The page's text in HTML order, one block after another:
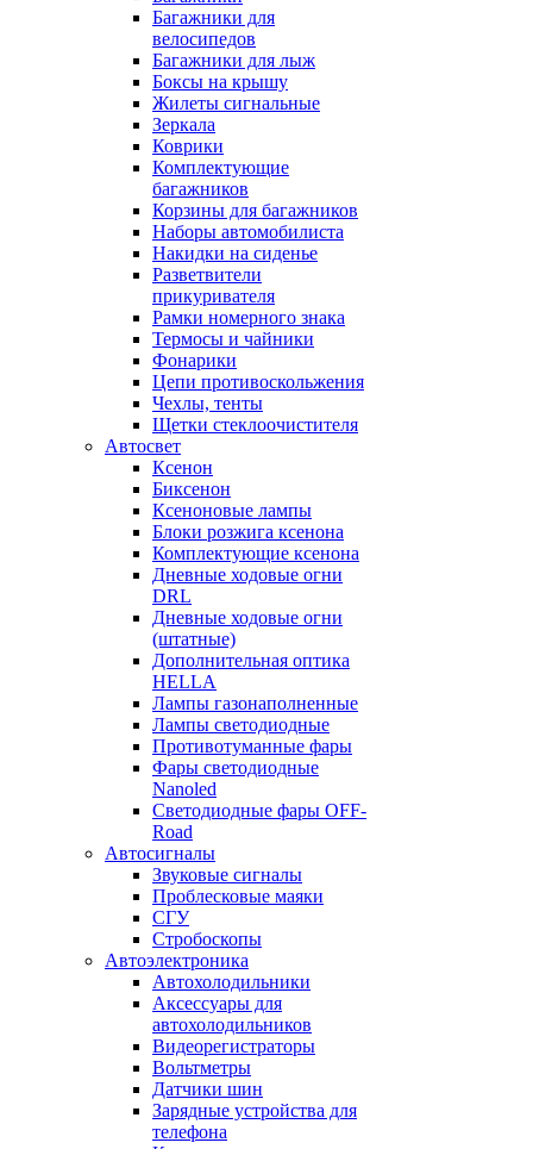
Багажники для
велосипедов
Багажники для лыж
Боксы на крышу
Жилеты сигнальные
Зеркала
Коврики
Комплектующие
багажников
Корзины для багажников
Наборы автомобилиста
Накидки на сиденье
Разветвители
прикуривателя
Рамки номерного знака
Термосы и чайники
Фонарики
Цепи противоскольжения
Чехлы, тенты
Щетки стеклоочистителя
Автосвет
Ксенон
Биксенон
Ксеноновые лампы
Блоки розжига ксенона
Комплектующие ксенона
Дневные ходовые огни
DRL
Дневные ходовые огни
(штатные)
Дополнительная оптика
HELLA
Лампы газонаполненные
Лампы светодиодные
Противотуманные фары
Фары светодиодные
Nanoled
Светодиодные фары OFF-
Road
Автосигналы
Звуковые сигналы
Проблесковые маяки
СГУ
Стробоскопы
Автоэлектроника
Автохолодильники
Аксессуары для
автохолодильников
Видеорегистраторы
Вольтметры
Датчики шин
Зарядные устройства для
телефона